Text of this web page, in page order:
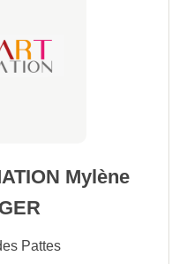
Mylène
Pattes